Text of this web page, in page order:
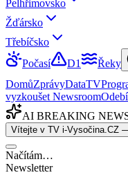
Pelhřimovsko
Žďársko
Třebíčsko
Počasí
D1 Řeky
DomůZprávyDataTV
vyzkoušet Newsroom
AI BREAKING
Vítejte v TV i-Vysočina.CZ
Načítám…
Newsletter